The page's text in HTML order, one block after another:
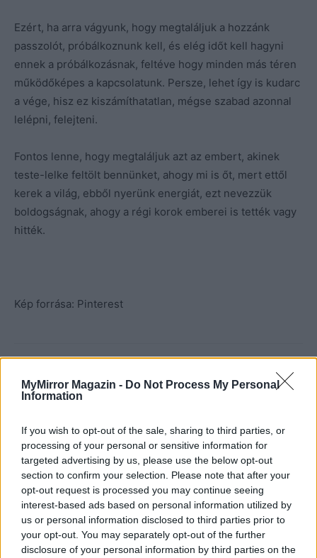
MyMirror Magazin - Do Not Process My Personal
Information
If you wish to opt-out of the sale, sharing to third parties, or
processing of your personal or sensitive information for
targeted advertising by us, please use the below opt-out
section to confirm your selection. Please note that after your
opt-out request is processed you may continue seeing
interest-based ads based on personal information utilized by
us or personal information disclosed to third parties prior to
your opt-out. You may separately opt-out of the further
disclosure of your personal information by third parties on the
Ezért, ha arra vágyunk, hogy megtaláljuk a hozzánk
passzolót, próbálkoznunk kell, és elég időt kell hagyni
ennek a próbálkozásnak, feltéve hogy minden más téren
működőképes a kapcsolatunk. Persze, lehet így is kudarc
a vége, hisz ez kiszámíthatatlan, mégse szabad azonnal
lelépni, felejteni.
Fontos lenne, hogy megtaláljuk azt az embert, akinek
teste-lelke feltölt bennünket, ahogy mi is őt, mert ettől
kerek a világ, ebből nyerünk energiát, ezt nevezzük
boldogságnak, ahogy a régi korok emberei is tették vagy
hitték.
Kép forrása: Pinterest